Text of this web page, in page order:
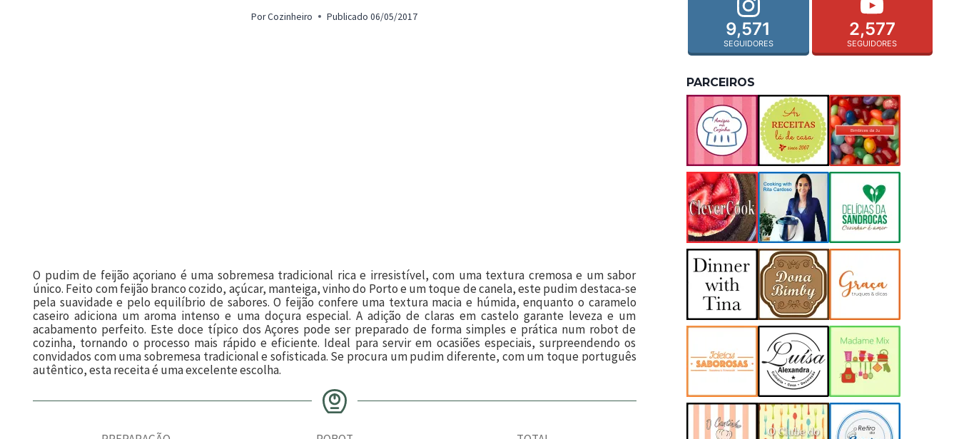
PorCozinheiro Publicado 06/05/2017
O pudim de feijão açoriano é uma sobremesa tradicional rica e irresistível, com uma textura cremosa e um sabor
único. Feito com feijão branco cozido, açúcar, manteiga, vinho do Porto e um toque de canela, este pudim destaca-se
pela suavidade e pelo equilíbrio de sabores. O feijão confere uma textura macia e húmida, enquanto o caramelo
caseiro adiciona um aroma intenso e uma doçura especial. A adição de claras em castelo garante leveza e um
acabamento perfeito. Este doce típico dos Açores pode ser preparado de forma simples e prática num robot de
cozinha, tornando o processo mais rápido e eficiente. Ideal para servir em ocasiões especiais, surpreendendo os
convidados com uma sobremesa tradicional e sofisticada. Se procura um pudim diferente, com um toque português
autêntico, esta receita é uma excelente escolha.
9,571
SEGUIDORES
2,577
SEGUIDORES
PARCEIROS